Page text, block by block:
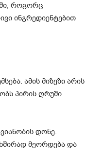
როგორც
ინგრედიენტებით
ამის მიზეზი არის
პირის ღრუში
დონე.
მეორდება და